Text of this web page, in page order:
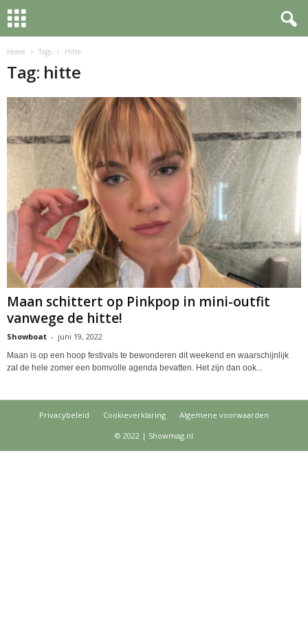
Home Tags Hitte
Tag: hitte
Maan schittert op Pinkpop in mini-outfit
vanwege de hitte!
Showboat - juni 19, 2022
Maan is op een hoop festivals te bewonderen dit weekend en waarschijnlijk
zal de hele zomer een bomvolle agenda bevatten. Het zijn dan ook...
Privacybeleid Cookieverklaring
Algemene voorwaarden
© 2022 | Showmag.nl